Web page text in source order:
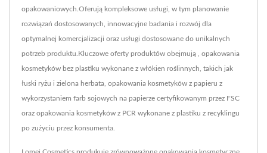
opakowaniowych.Oferują kompleksowe usługi, w tym planowanie
rozwiązań dostosowanych, innowacyjne badania i rozwój dla
optymalnej komercjalizacji oraz usługi dostosowane do unikalnych
potrzeb produktu.Kluczowe oferty produktów obejmują , opakowania
kosmetyków bez plastiku wykonane z włókien roślinnych, takich jak
łuski ryżu i zielona herbata, opakowania kosmetyków z papieru z
wykorzystaniem farb sojowych na papierze certyfikowanym przez FSC
oraz opakowania kosmetyków z PCR wykonane z plastiku z recyklingu
po zużyciu przez konsumenta.